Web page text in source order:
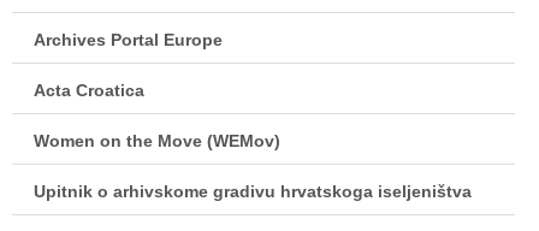
Archives Portal Europe
Acta Croatica
Women on the Move (WEMov)
Upitnik o arhivskome gradivu hrvatskoga iseljeništva